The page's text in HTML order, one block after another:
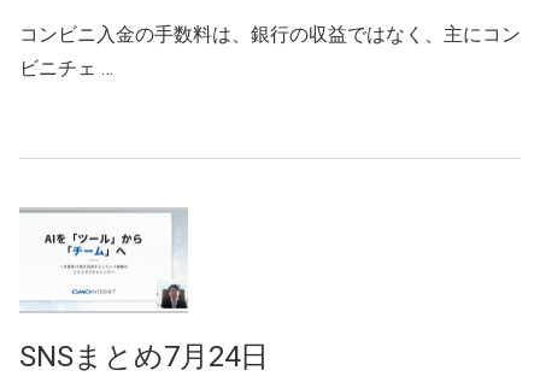
コンビニ入金の手数料は、銀行の収益ではなく、主にコン
ビニチェ …
SNSまとめ7月24日